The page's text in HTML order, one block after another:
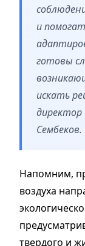
и
готовы
искать
директор
Сембеков.
Напомним,
воздуха
твердого и